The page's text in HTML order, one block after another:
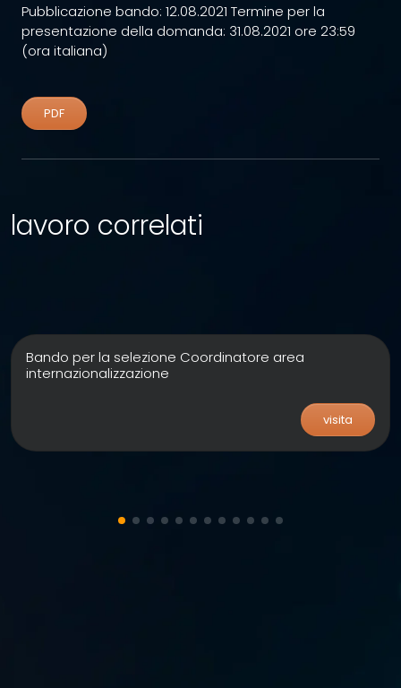
Pubblicazione bando: 12.08.2021 Termine per la
presentazione della domanda: 31.08.2021 ore 23:59
(ora italiana)
PDF
lavoro correlati
Bando per la selezione Coordinatore area
internazionalizzazione
visita